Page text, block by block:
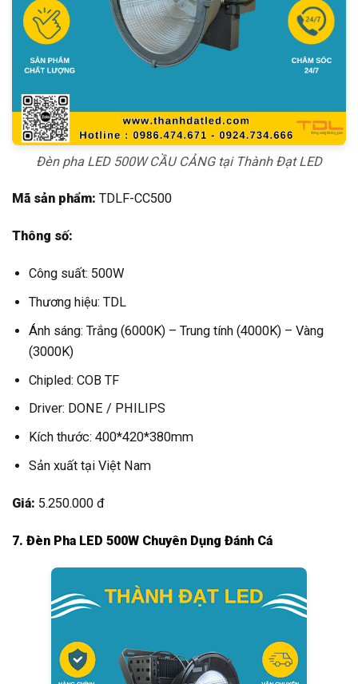
Đèn pha LED 500W CẦU CẢNG tại Thành Đạt LED
Mã sản phẩm: TDLF-CC500
Thông số:
Công suất: 500W
Thương hiệu: TDL
Ánh sáng: Trắng (6000K) – Trung tính (4000K) – Vàng
(3000K)
Chipled: COB TF
Driver: DONE / PHILIPS
Kích thước: 400*420*380mm
Sản xuất tại Việt Nam
Giá: 5.250.000 đ
7. Đèn Pha LED 500W Chuyên Dụng Đánh Cá